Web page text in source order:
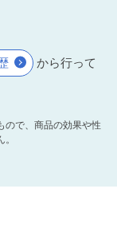
から行って
ので、商品の効果や性